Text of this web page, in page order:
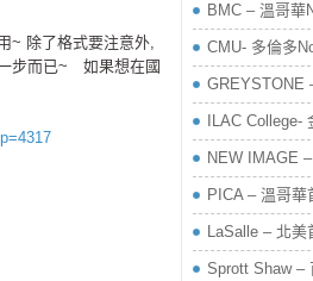
~ 除了格式要注意外,
步而已~ 如果想在國
BMC – 溫哥華
CMU- 多倫多
GREYSTONE
ILAC College-
NEW IMAGE
PICA – 溫哥
LaSalle – 北
Sprott Shaw –